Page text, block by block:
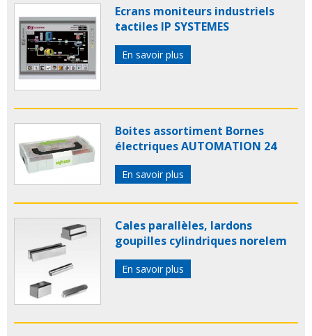
Ecrans moniteurs industriels
tactiles IP SYSTEMES
En savoir plus
Boites assortiment Bornes
électriques AUTOMATION 24
En savoir plus
Cales parallèles, lardons
goupilles cylindriques norelem
En savoir plus